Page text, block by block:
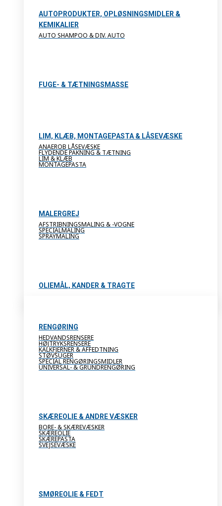
AUTOPRODUKTER, OPLØSNINGSMIDLER &
KEMIKALIER
AUTO SHAMPOO & DIV. AUTO
FUGE- & TÆTNINGSMASSE
LIM, KLÆB, MONTAGEPASTA & LÅSEVÆSKE
ANAEROB LÅSEVÆSKE
FLYDENDE PAKNING & TÆTNING
LIM & KLÆB
MONTAGEPASTA
MALERGREJ
AFSTRIBNINGSMALING & -VOGNE
SPECIALMALING
SPRAYMALING
OLIEMÅL, KANDER & TRAGTE
RENGØRING
HEDVANDSRENSERE
HØJTRYKSRENSERE
KALKFJERNER & AFFEDTNING
STØVSUGER
SPECIAL RENGØRINGSMIDLER
UNIVERSAL- & GRUNDRENGØRING
SKÆREOLIE & ANDRE VÆSKER
BORE- & SKÆREVÆSKER
SKÆREOLIE
SKÆREPASTA
SVEJSEVÆSKE
SMØREOLIE & FEDT